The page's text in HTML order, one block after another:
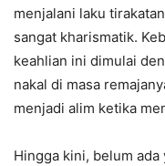
menjalani laku
sangat kharismatik.
keahlian ini dimulai
nakal di masa
menjadi alim ketika
Hingga kini, belum